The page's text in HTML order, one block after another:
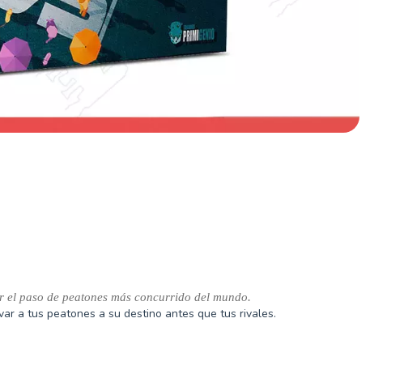
paso de peatones más concurrido del mundo.
a tus peatones a su destino antes que tus rivales.